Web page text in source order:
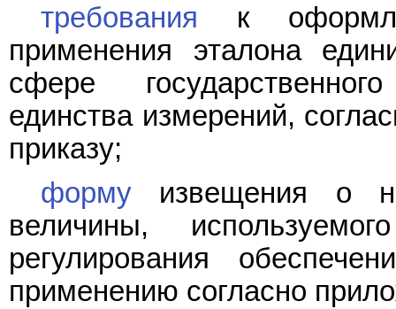
требования к
применения эталона
сфере
единства измерений,
приказу;
форму извещения о
величины,
регулирования
применению согласно